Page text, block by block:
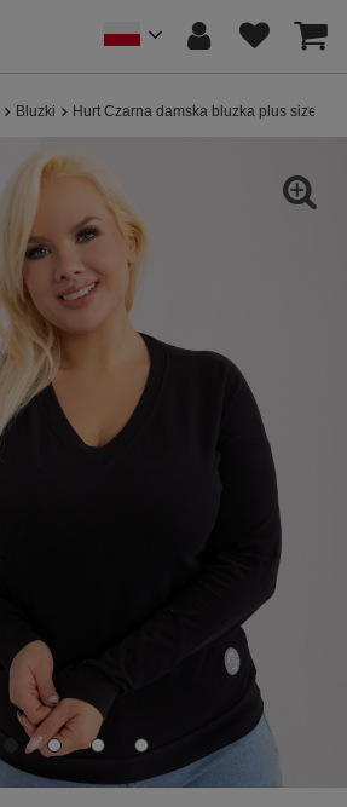
Bluzki Hurt Czarna damska bluzka plus size z